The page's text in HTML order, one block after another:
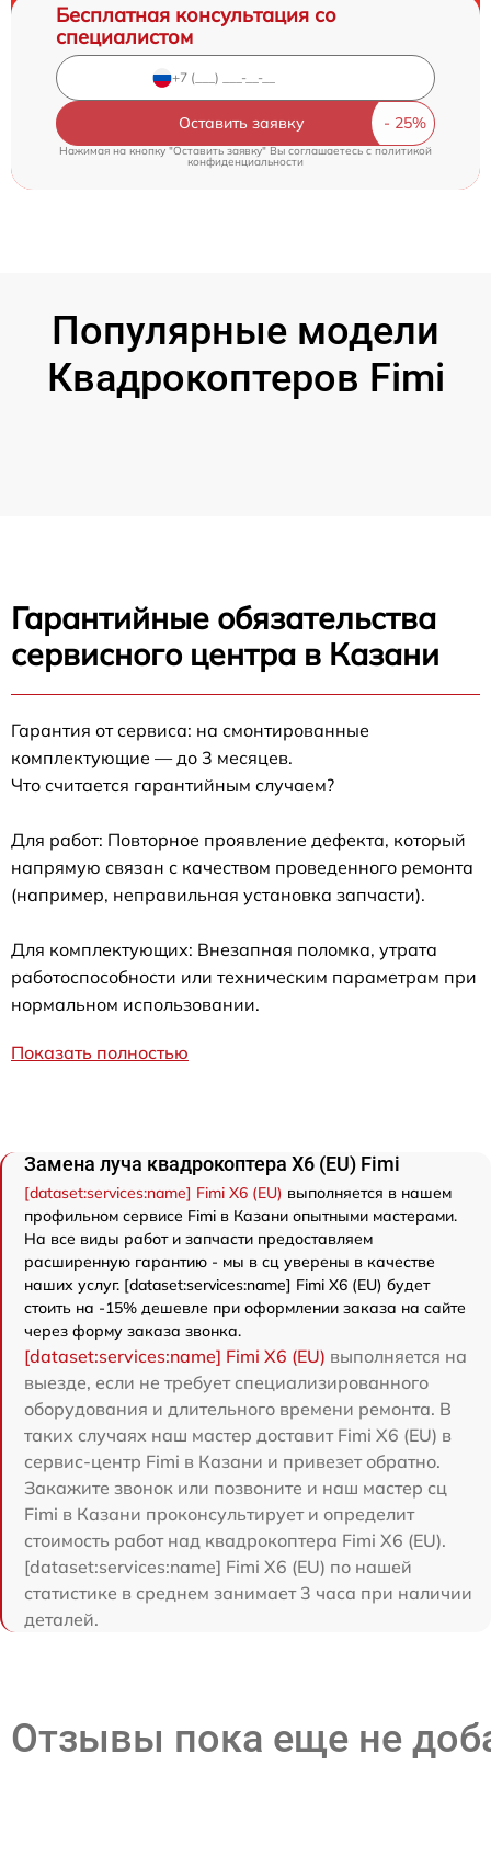
Бесплатная консультация со
специалистом
Оставить заявку
Нажимая на кнопку "Оставить заявку" Вы соглашаетесь cполитикой
конфиденциальности
Популярные модели
Квадрокоптеров Fimi
Гарантийные обязательства
сервисного центра в Казани
Гарантия от сервиса: на смонтированные
комплектующие — до 3 месяцев.
Что считается гарантийным случаем?
Для работ: Повторное проявление дефекта, который
напрямую связан с качеством проведенного ремонта
(например, неправильная установка запчасти).
Для комплектующих: Внезапная поломка, утрата
работоспособности или техническим параметрам при
нормальном использовании.
Показать полностью
Замена луча квадрокоптера X6 (EU) Fimi
[dataset:services:name] Fimi X6 (EU) выполняется в нашем
профильном сервисе Fimi в Казани опытными мастерами.
На все виды работ и запчасти предоставляем
расширенную гарантию - мы в сц уверены в качестве
наших услуг. [dataset:services:name] Fimi X6 (EU) будет
стоить на -15% дешевле при оформлении заказа на сайте
через форму заказа звонка.
[dataset:services:name] Fimi X6 (EU) выполняется на
выезде, если не требует специализированного
оборудования и длительного времени ремонта. В
таких случаях наш мастер доставит Fimi X6 (EU) в
сервис-центр Fimi в Казани и привезет обратно.
Закажите звонок или позвоните и наш мастер сц
Fimi в Казани проконсультирует и определит
стоимость работ над квадрокоптера Fimi X6 (EU).
[dataset:services:name] Fimi X6 (EU) по нашей
статистике в среднем занимает 3 часа при наличии
деталей.
Отзывы пока еще не